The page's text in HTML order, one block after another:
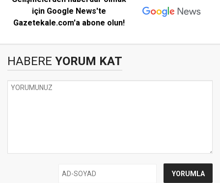
için Google News'te
Gazetekale.com'a abone olun!
HABERE YORUM KAT